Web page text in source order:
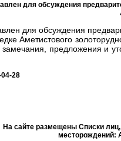
для обсуждения
для обсуждения
Аметистового
замечания, предложения и
28
На сайте размещены Списки
месторождений: